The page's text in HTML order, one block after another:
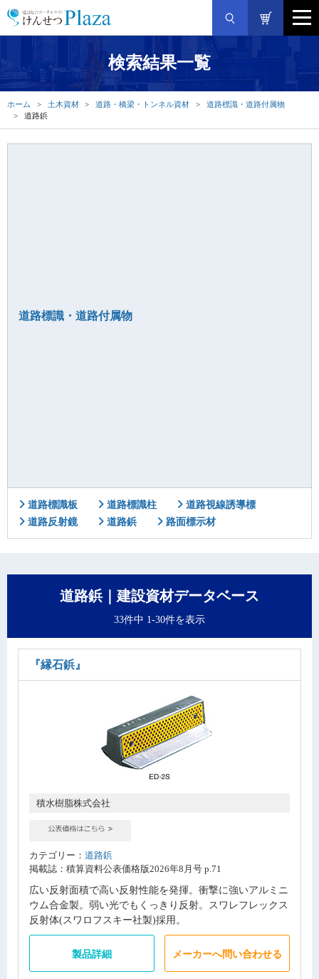
検索結果一覧
ホーム 土木資材 道路・橋梁・トンネル資材
道路標識・道路付属物
道路鋲
道路標識・道路付属物
道路標識板 道路標識柱
道路視線誘導標
道路反射鏡
道路鋲 路面標示材
道路鋲｜建設資材データベース
33件中 1-30件を表示
『縁石鋲』
積水樹脂株式会社
カテゴリー： 道路鋲
掲載誌：積算資料公表価格版2026年8月号 p.71
広い反射面積で高い反射性能を発揮。衝撃に強いアルミニ
ウム合金製。弱い光でもくっきり反射。スワレフレックス
反射体(スワロフスキー社製)採用。
製品詳細 メーカーへ問い合わせる